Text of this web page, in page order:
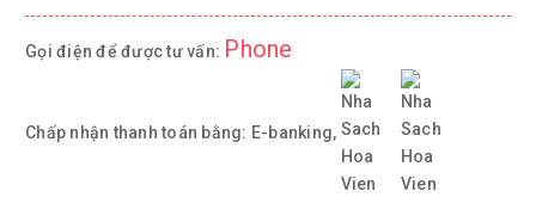
Gọi điện để được tư vấn: Phone
Chấp nhận thanh toán bằng: E-banking,